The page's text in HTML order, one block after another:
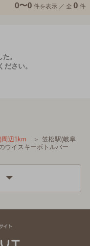
0〜0 件を表示 ／ 全 0 件
。
さい。
辺1km
笠松駅(岐阜
ウイスキーボトルバー